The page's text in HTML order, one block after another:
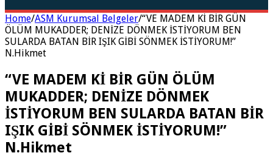
Home/ASM Kurumsal Belgeler/“VE MADEM Kİ BİR GÜN
ÖLÜM MUKADDER; DENİZE DÖNMEK İSTİYORUM BEN
SULARDA BATAN BİR IŞIK GİBİ SÖNMEK İSTİYORUM!”
N.Hikmet
“VE MADEM Kİ BİR GÜN ÖLÜM
MUKADDER; DENİZE DÖNMEK
İSTİYORUM BEN SULARDA BATAN BİR
IŞIK GİBİ SÖNMEK İSTİYORUM!”
N.Hikmet